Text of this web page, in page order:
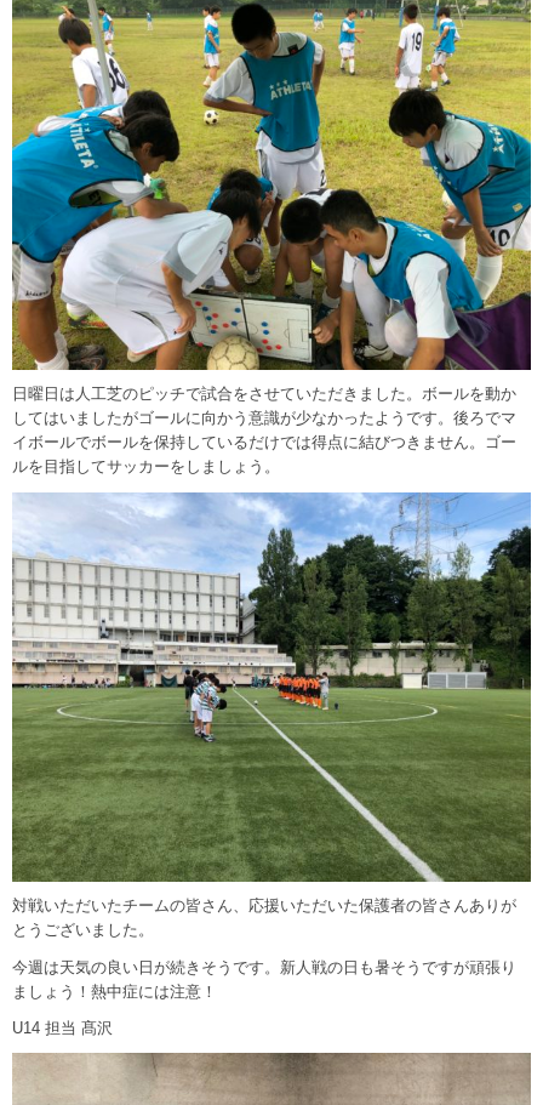
日曜日は人工芝のピッチで試合をさせていただきました。ボールを動か
してはいましたがゴールに向かう意識が少なかったようです。後ろでマ
イボールでボールを保持しているだけでは得点に結びつきません。ゴー
ルを目指してサッカーをしましょう。
対戦いただいたチームの皆さん、応援いただいた保護者の皆さんありが
とうございました。
今週は天気の良い日が続きそうです。新人戦の日も暑そうですが頑張り
ましょう！熱中症には注意！
U14 担当 髙沢